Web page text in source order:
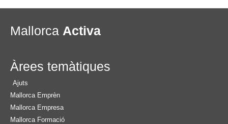
Mallorca Activa
Àrees temàtiques
Ajuts
Mallorca Emprèn
Mallorca Empresa
Mallorca Formació